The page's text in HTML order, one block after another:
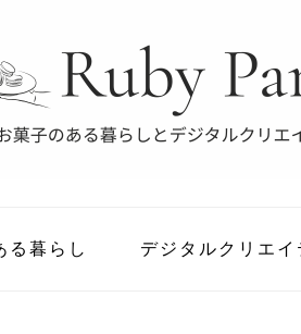
る暮らし デジタルクリエイ